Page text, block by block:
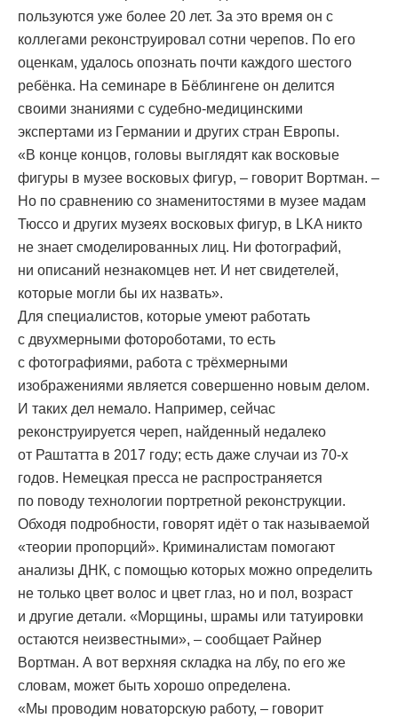
пользуются уже более 20 лет. За это время он с
коллегами реконструировал сотни черепов. По его
оценкам, удалось опознать почти каждого шестого
ребёнка. На семинаре в Бёблингене он делится
своими знаниями с судебно-медицинскими
экспертами из Германии и других стран Европы.
«В конце концов, головы выглядят как восковые
фигуры в музее восковых фигур, – говорит Вортман. –
Но по сравнению со знаменитостями в музее мадам
Тюссо и других музеях восковых фигур, в LKA никто
не знает смоделированных лиц. Ни фотографий,
ни описаний незнакомцев нет. И нет свидетелей,
которые могли бы их назвать».
Для специалистов, которые умеют работать
с двухмерными фотороботами, то есть
с фотографиями, работа с трёхмерными
изображениями является совершенно новым делом.
И таких дел немало. Например, сейчас
реконструируется череп, найденный недалеко
от Раштатта в 2017 году; есть даже случаи из 70-х
годов. Немецкая пресса не распространяется
по поводу технологии портретной реконструкции.
Обходя подробности, говорят идёт о так называемой
«теории пропорций». Криминалистам помогают
анализы ДНК, с помощью которых можно определить
не только цвет волос и цвет глаз, но и пол, возраст
и другие детали. «Морщины, шрамы или татуировки
остаются неизвестными», – сообщает Райнер
Вортман. А вот верхняя складка на лбу, по его же
словам, может быть хорошо определена.
«Мы проводим новаторскую работу, – говорит